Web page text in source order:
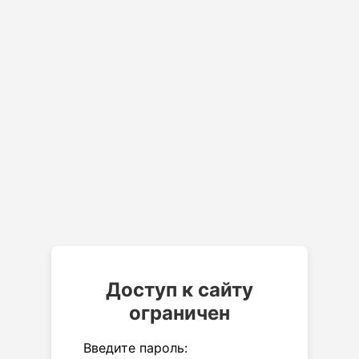
Доступ к сайту
ограничен
Введите пароль: